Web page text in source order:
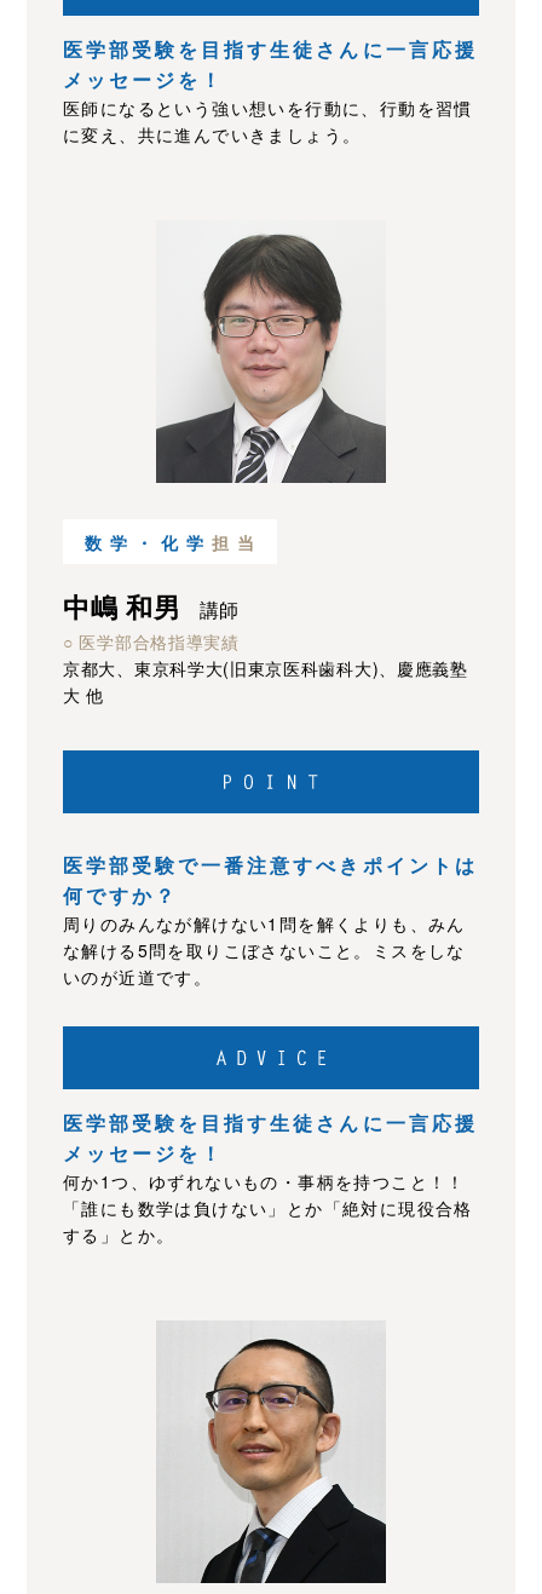
医学部受験を目指す生徒さんに一言応援
メッセージを！
医師になるという強い想いを行動に、行動を習慣
に変え、共に進んでいきましょう。
数学・化学 担当
中嶋 和男 講師
○ 医学部合格指導実績
京都大、東京科学大(旧東京医科歯科大)、慶應義塾
大 他
医学部受験で一番注意すべきポイントは
何ですか？
周りのみんなが解けない1問を解くよりも、みん
な解ける5問を取りこぼさないこと。ミスをしな
いのが近道です。
医学部受験を目指す生徒さんに一言応援
メッセージを！
何か1つ、ゆずれないもの・事柄を持つこと！！
「誰にも数学は負けない」とか「絶対に現役合格
する」とか。